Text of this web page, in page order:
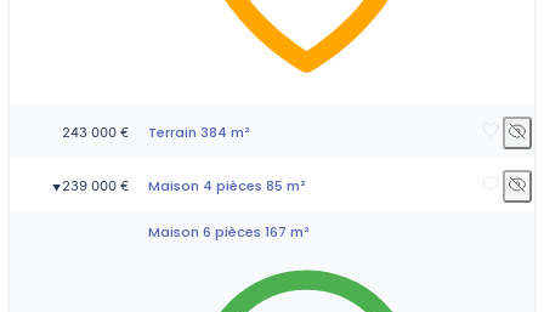
243 000 € Terrain 384 m²
▼ 239 000 € Maison 4 pièces 85 m²
Maison 6 pièces 167 m²